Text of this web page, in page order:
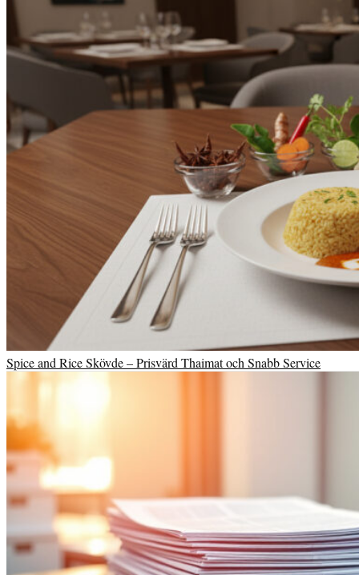
Spice and Rice Skövde – Prisvärd Thaimat och Snabb Service